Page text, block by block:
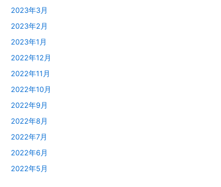
2023年3月
2023年2月
2023年1月
2022年12月
2022年11月
2022年10月
2022年9月
2022年8月
2022年7月
2022年6月
2022年5月